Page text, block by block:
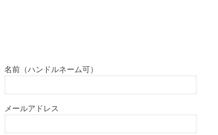
名前（ハンドルネーム可）
メールアドレス